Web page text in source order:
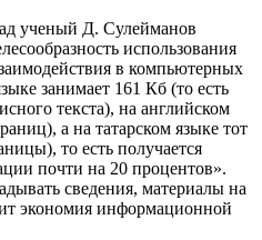
ученый Д. Сулейманов
использования
в компьютерных
занимает 161 Кб (то есть
текста), на английском
а на татарском языке тот
то есть получается
почти на 20 процентов».
сведения, материалы на
экономия информационной